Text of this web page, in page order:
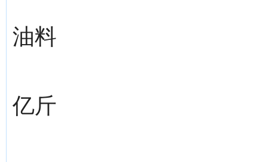
油料
亿斤